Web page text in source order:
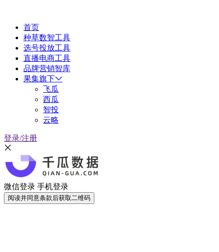
首页
种草数智工具
选号投放工具
直播电商工具
品牌营销智库
果集旗下
飞瓜
西瓜
智投
云略
登录/注册
微信登录 手机登录
阅读并同意条款后获取二维码